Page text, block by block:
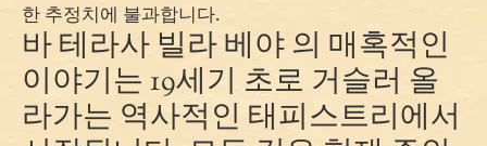
한 추정치에 불과합니다.
바 테라사 빌라 베야 의 매혹적인
이야기는 19세기 초로 거슬러 올
라가는 역사적인 태피스트리에서